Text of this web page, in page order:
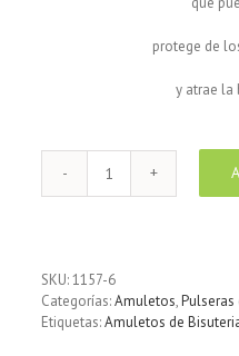
protege de
y atrae la
Pulsera
de
turquesa
con
medalla
SKU:1157-6
Categorías:Amuletos,
Etiquetas:Amuletos de